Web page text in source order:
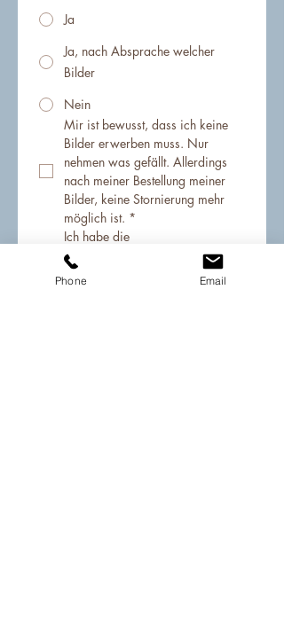
Ja
Ja, nach Absprache welcher
Bilder
Nein
Mir ist bewusst, dass ich keine
Bilder erwerben muss. Nur
nehmen was gefällt. Allerdings
nach meiner Bestellung meiner
Bilder, keine Stornierung mehr
möglich ist. *
Ich habe die
Datenschutzerklärung zur
Kenntnis
Phone Email